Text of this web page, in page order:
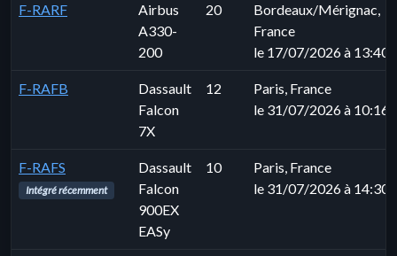
F-RARF
Airbus
A330-
200
20
Bordeaux/Mérignac,
France
le 17/07/2026 à 13:40
F-RAFB
Dassault
Falcon
7X
12
Paris, France
le 31/07/2026 à 10:16
F-RAFS
Intégré récemment
Dassault
Falcon
900EX
EASy
10
Paris, France
le 31/07/2026 à 14:30